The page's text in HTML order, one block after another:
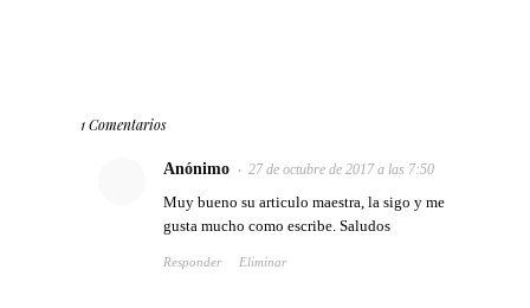
1 Comentarios
Anónimo 27 de octubre de 2017 a las 7:50
Muy bueno su articulo maestra, la sigo y me
gusta mucho como escribe. Saludos
Responder Eliminar